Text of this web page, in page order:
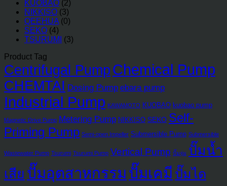
KUOBAO (2)
NIKKISO (3)
QEEHUA (0)
SEKO (4)
TSURUMI
(3)
Product Tag
Centrifugal Pump Chemical Pump
CHEMTAI Dosing Pump ebara pump
Industrial Pump KAWAMOTO KUOBAO kuobao pump
Magnetic Drive Pump Metering Pump NIKKISO SEKO Self-
Priming Pump Semi-open Impeller Submersible Pump Submersible
Wastewater Pump Tsurumi Tsurumi Pump Vertical Pump ปั๊มจุ่ม ปั๊มน้ำ
เสีย ปั๊มอุตสาหกรรม ปั๊มเคมี ปั๊มได